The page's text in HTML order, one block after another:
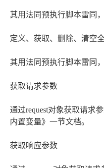
其用法同预执行脚本雷同
定义、获取、删除、清空
其用法同预执行脚本雷同
获取请求参数
通过request对象获取请求
内置变量》一节文档。
获取响应参数